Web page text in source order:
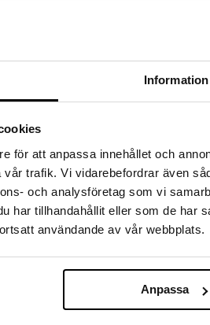
Information
för att anpassa innehållet och
trafik. Vi vidarebefordrar även
och analysföretag som vi
har tillhandahållit eller som de har
användande av vår webbplats.
Anpassa
dine kan fort gå tom!
»
går ut på å prøve å radere opp fire
eller diagonalt. Lett å lære og